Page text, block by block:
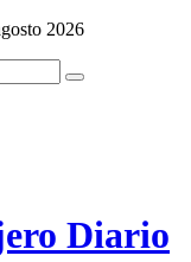
2026
Diario